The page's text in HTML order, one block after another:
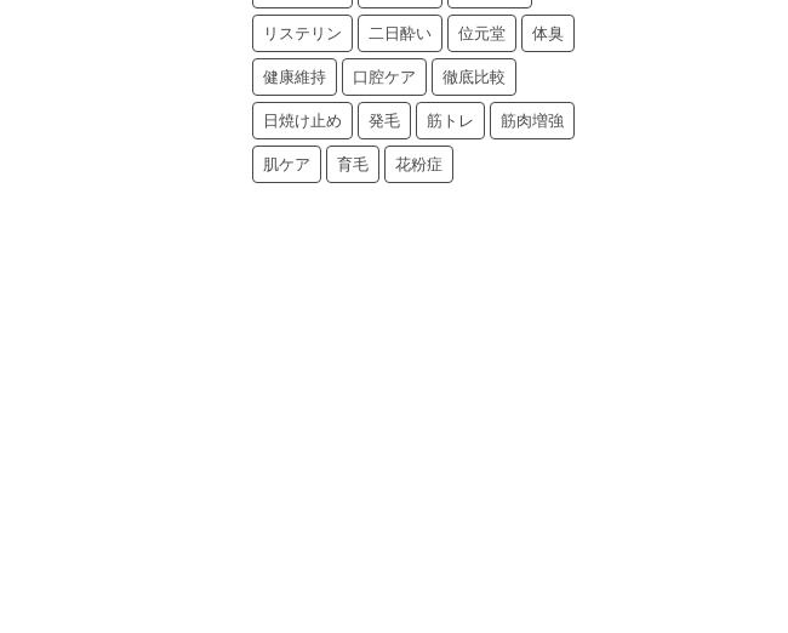
リステリン 二日酔い 位元堂 体臭
健康維持 口腔ケア 徹底比較
日焼け止め 発毛 筋トレ 筋肉増強
肌ケア 育毛 花粉症